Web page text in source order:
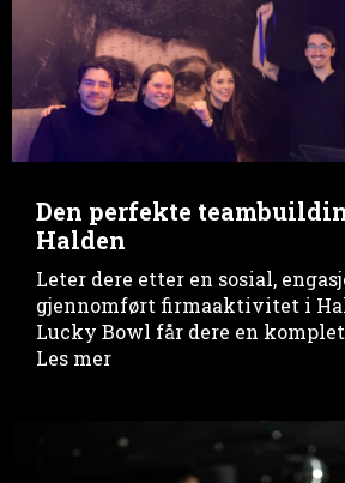
Den perfekte
Halden
Leter dere etter en sosial,
gjennomført firmaaktivitet i
Lucky Bowl får dere en
Les mer